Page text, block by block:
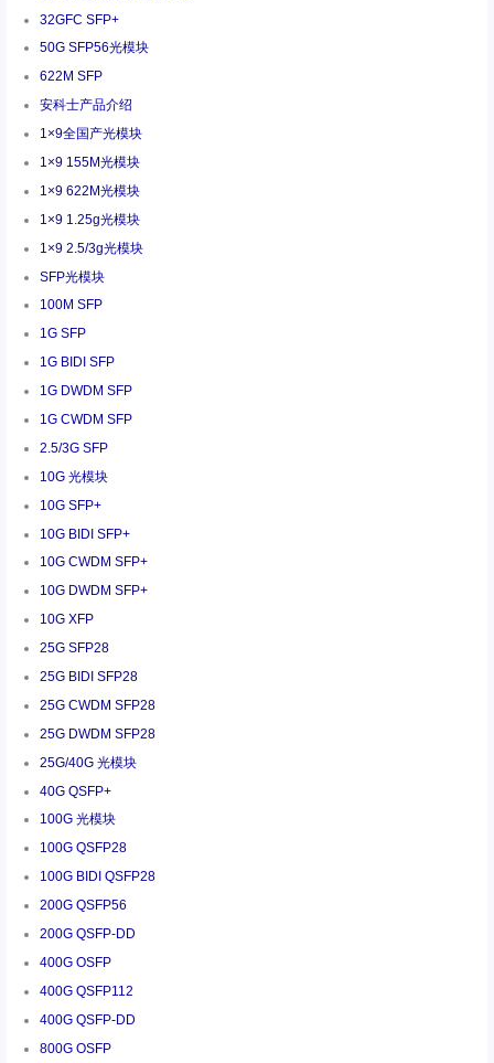
32GFC SFP+
50G SFP56光模块
622M SFP
安科士产品介绍
1×9全国产光模块
1×9 155M光模块
1×9 622M光模块
1×9 1.25g光模块
1×9 2.5/3g光模块
SFP光模块
100M SFP
1G SFP
1G BIDI SFP
1G DWDM SFP
1G CWDM SFP
2.5/3G SFP
10G 光模块
10G SFP+
10G BIDI SFP+
10G CWDM SFP+
10G DWDM SFP+
10G XFP
25G SFP28
25G BIDI SFP28
25G CWDM SFP28
25G DWDM SFP28
25G/40G 光模块
40G QSFP+
100G 光模块
100G QSFP28
100G BIDI QSFP28
200G QSFP56
200G QSFP-DD
400G OSFP
400G QSFP112
400G QSFP-DD
800G OSFP